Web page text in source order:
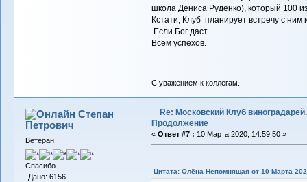
школа Дениса Руденко), который 100
Кстати, Клуб планирует встречу с
Если Бог даст.
Всем успехов.
С уважением к коллегам.
Степан
Петрович
Ветеран
Спасибо
-Дано: 6156
Re: Московский Клуб виноградарей.
Продолжение
« Ответ #7 : 10 Марта 2020, 14:59:50 »
Цитата: Олёна Непомнящая от 10 Марта